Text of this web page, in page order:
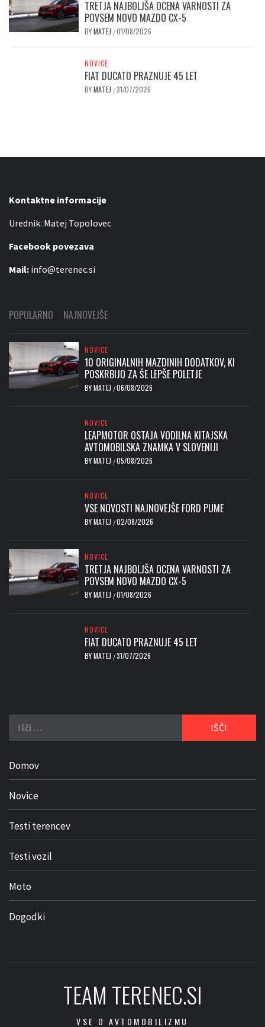
TRETJA NAJBOLJŠA OCENA VARNOSTI ZA
POVSEM NOVO MAZDO CX-5
BYMATEJ /01/08/2026
NOVICE
FIAT DUCATO PRAZNUJE 45 LET
BYMATEJ /31/07/2026
Kontaktne informacije
Urednik: Matej Topolovec
Facebook povezava
Mail: info@terenec.si
POPULARNO NAJNOVEJŠE
NOVICE
10 ORIGINALNIH MAZDINIH DODATKOV, KI
POSKRBIJO ZA ŠE LEPŠE POLETJE
BYMATEJ /06/08/2026
NOVICE
LEAPMOTOR OSTAJA VODILNA KITAJSKA
AVTOMOBILSKA ZNAMKA V SLOVENIJI
BYMATEJ /05/08/2026
NOVICE
VSE NOVOSTI NAJNOVEJŠE FORD PUME
BYMATEJ /02/08/2026
NOVICE
TRETJA NAJBOLJŠA OCENA VARNOSTI ZA
POVSEM NOVO MAZDO CX-5
BYMATEJ /01/08/2026
NOVICE
FIAT DUCATO PRAZNUJE 45 LET
BYMATEJ /31/07/2026
Domov
Novice
Testi terencev
Testi vozil
Moto
Dogodki
TEAM TERENEC.SI
VSE O AVTOMOBILIZMU